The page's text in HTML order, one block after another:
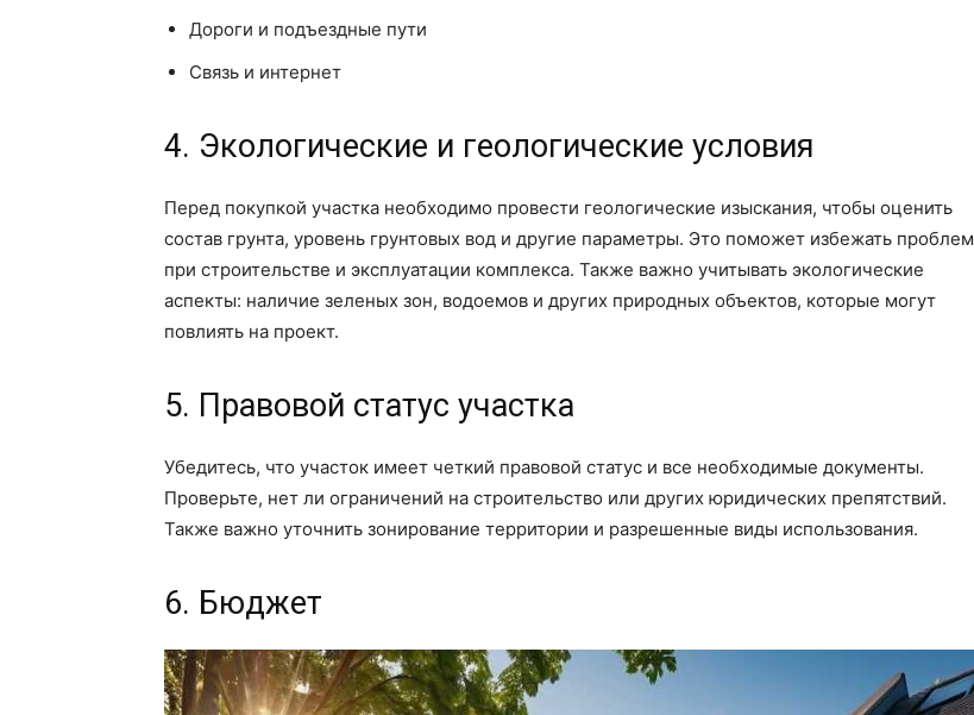
Дороги и подъездные пути
Связь и интернет
4. Экологические и геологические условия
Перед покупкой участка необходимо провести геологические изыскания, чтобы оценить
состав грунта, уровень грунтовых вод и другие параметры. Это поможет избежать проблем
при строительстве и эксплуатации комплекса. Также важно учитывать экологические
аспекты: наличие зеленых зон, водоемов и других природных объектов, которые могут
повлиять на проект.
5. Правовой статус участка
Убедитесь, что участок имеет четкий правовой статус и все необходимые документы.
Проверьте, нет ли ограничений на строительство или других юридических препятствий.
Также важно уточнить зонирование территории и разрешенные виды использования.
6. Бюджет